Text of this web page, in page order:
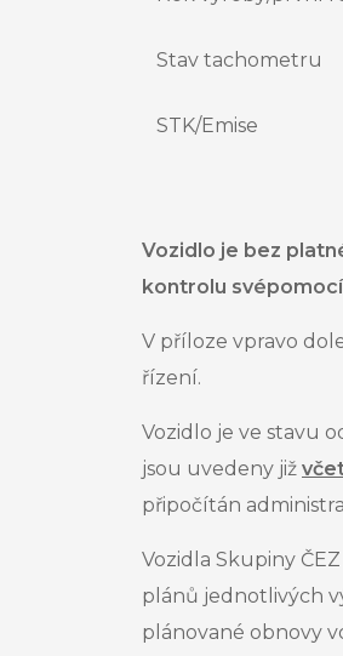
Stav tachometru
STK/Emise
Vozidlo je bez
kontrolu
V příloze vpravo
řízení.
Vozidlo je ve stavu
jsou uvedeny již
připočítán
Vozidla Skupiny
plánů jednotlivých
plánované obnovy